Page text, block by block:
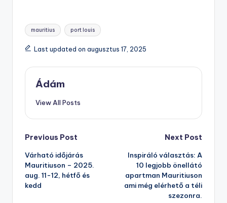
Tags:
mauritius port louis
Last updated on augusztus 17, 2025
Ádám
View All Posts
Post
navigation
Previous Post
Várható időjárás
Mauritiuson – 2025.
aug. 11-12, hétfő és
kedd
Next Post
Inspiráló választás: A
10 legjobb önellátó
apartman Mauritiuson
ami még elérhető a téli
szezonra.